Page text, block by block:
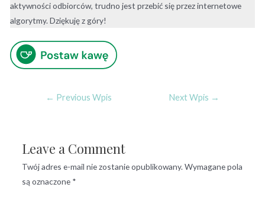
aktywności odbiorców, trudno jest przebić się przez internetowe
algorytmy. Dziękuję z góry!
← Previous Wpis Next Wpis →
Leave a Comment
Twój adres e-mail nie zostanie opublikowany.Wymagane pola
są oznaczone *